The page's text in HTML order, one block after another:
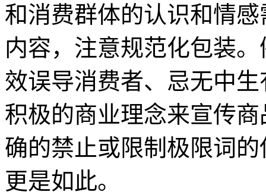
和消费群体的认识和情
内容，注意规范化包装
效误导消费者、忌无中
积极的商业理念来宣传
确的禁止或限制极限词
更是如此。